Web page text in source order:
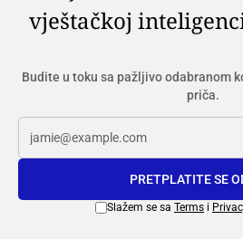
vještačkoj
Budite u toku sa pažljivo odabranom
priča.
PRETPLATITE SE
Slažem se sa Terms i